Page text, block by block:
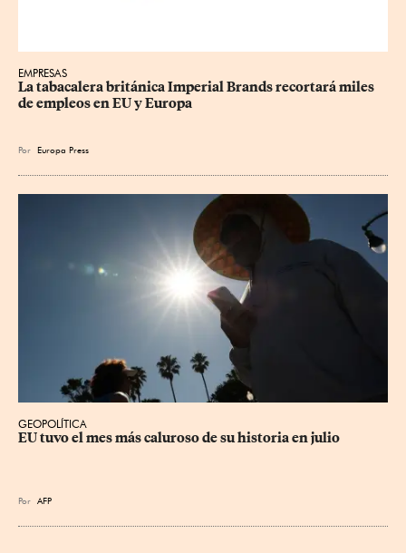
EMPRESAS
La tabacalera británica Imperial Brands recortará miles
de empleos en EU y Europa
Por Europa Press
GEOPOLÍTICA
EU tuvo el mes más caluroso de su historia en julio
Por AFP